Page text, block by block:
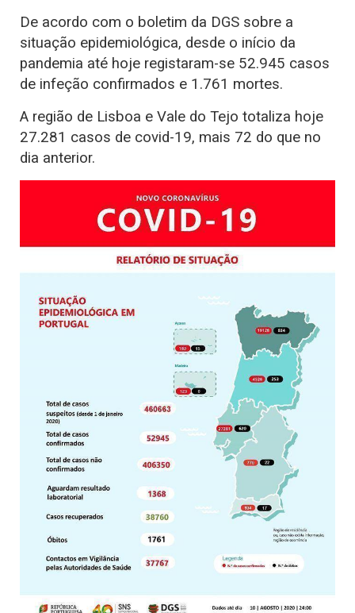
De acordo com o boletim da DGS sobre a
situação epidemiológica, desde o início da
pandemia até hoje registaram-se 52.945 casos
de infeção confirmados e 1.761 mortes.
A região de Lisboa e Vale do Tejo totaliza hoje
27.281 casos de covid-19, mais 72 do que no
dia anterior.